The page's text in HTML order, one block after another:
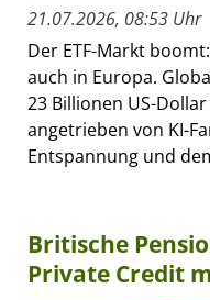
21.07.2026, 08:53 Uhr
Der ETF-Markt
auch in Europa.
23 Billionen US-
angetrieben von KI-
Entspannung und
Britische
Private Credit